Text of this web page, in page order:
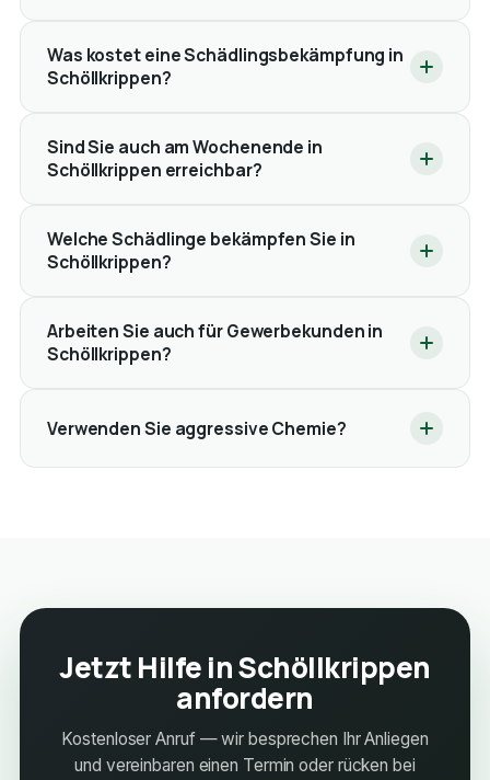
Was kostet eine Schädlingsbekämpfung in
Schöllkrippen?
Sind Sie auch am Wochenende in
Schöllkrippen erreichbar?
Welche Schädlinge bekämpfen Sie in
Schöllkrippen?
Arbeiten Sie auch für Gewerbekunden in
Schöllkrippen?
Verwenden Sie aggressive Chemie?
Jetzt Hilfe in Schöllkrippen
anfordern
Kostenloser Anruf — wir besprechen Ihr Anliegen
und vereinbaren einen Termin oder rücken bei